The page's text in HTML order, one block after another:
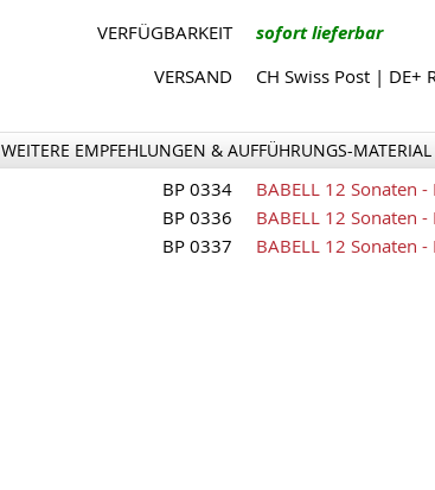
VERFÜGBARKEIT sofort lieferbar
VERSAND CH Swiss Post | DE+
WEITERE EMPFEHLUNGEN & AUFFÜHRUNGS-MATERIAL
BP 0334
BABELL 12 Sonaten
BP 0336
BABELL 12 Sonaten
BP 0337
BABELL 12 Sonaten